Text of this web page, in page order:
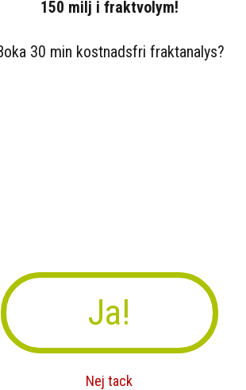
150 milj i fraktvolym!
30 min kostnadsfri fraktanalys?
Ja!
Nej tack